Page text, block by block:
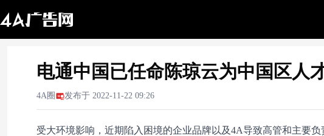
电通中国已任命陈琼云为中国区人
4A圈 发布于 2022-11-22 09:26
受大环境影响，近期陷入困境的企业品牌以及4A导致高管和主要